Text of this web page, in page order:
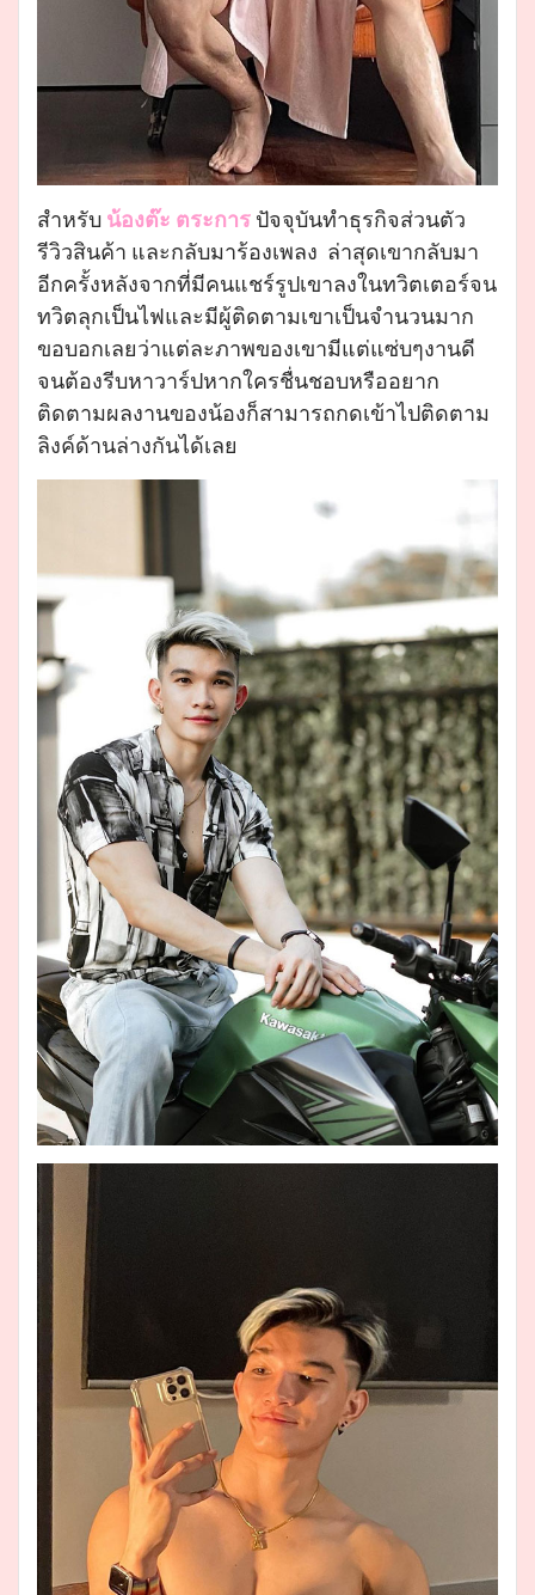
สำหรับ น้องต๊ะ ตระการ ปัจจุบันทำธุรกิจส่วนตัว
รีวิวสินค้า และกลับมาร้องเพลง ล่าสุดเขากลับมา
อีกครั้งหลังจากที่มีคนแชร์รูปเขาลงในทวิตเตอร์จน
ทวิตลุกเป็นไฟและมีผู้ติดตามเขาเป็นจำนวนมาก
ขอบอกเลยว่าแต่ละภาพของเขามีแต่แซ่บๆงานดี
จนต้องรีบหาวาร์ปหากใครชื่นชอบหรืออยาก
ติดตามผลงานของน้องก็สามารถกดเข้าไปติดตาม
ลิงค์ด้านล่างกันได้เลย